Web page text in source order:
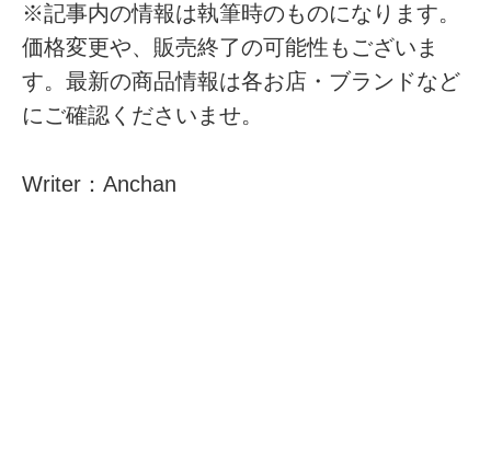
※記事内の情報は執筆時のものになります。
価格変更や、販売終了の可能性もございま
す。最新の商品情報は各お店・ブランドなど
にご確認くださいませ。
Writer：Anchan